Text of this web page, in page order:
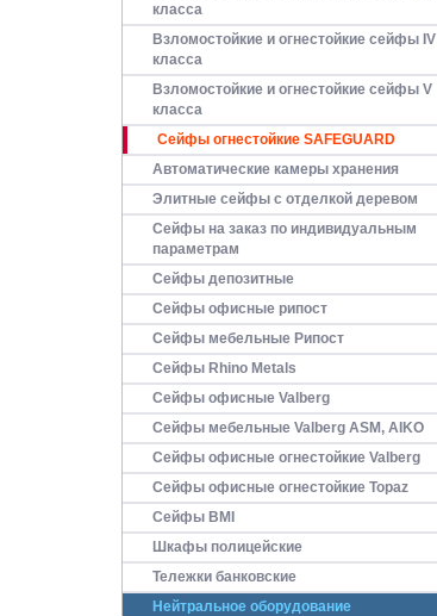
класса
Взломостойкие и огнестойкие сейфы IV
класса
Взломостойкие и огнестойкие сейфы V
класса
Сейфы огнестойкие SAFEGUARD
Автоматические камеры хранения
Элитные сейфы с отделкой деревом
Сейфы на заказ по индивидуальным
параметрам
Сейфы депозитные
Сейфы офисные рипост
Сейфы мебельные Рипост
Сейфы Rhino Metals
Сейфы офисные Valberg
Сейфы мебельные Valberg ASM, AIKO
Сейфы офисные огнестойкие Valberg
Сейфы офисные огнестойкие Topaz
Сейфы ВМI
Шкафы полицейские
Тележки банковские
Нейтральное оборудование